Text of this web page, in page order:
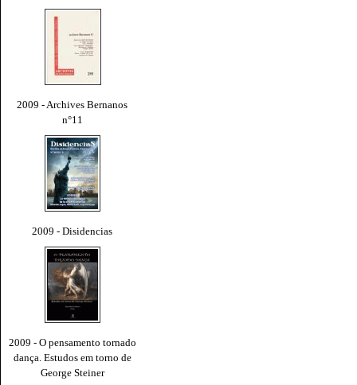
2009 - Archives Bernanos
n°11
2009 - Disidencias
2009 - O pensamento tornado
dança. Estudos em torno de
George Steiner